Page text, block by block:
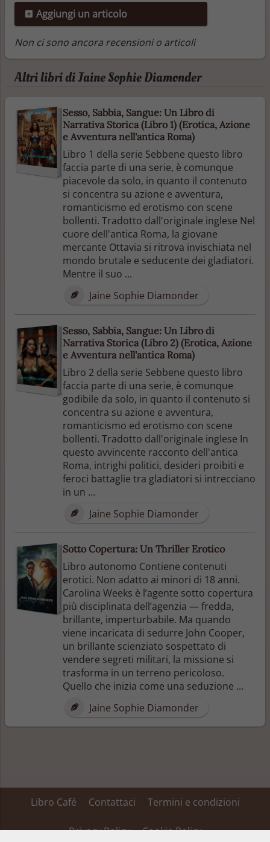
Aggiungi un articolo
Non ci sono ancora recensioni o articoli
Altri libri di Jaine Sophie Diamonder
Sesso, Sabbia, Sangue: Un Libro di
Narrativa Storica (Libro 1) (Erotica, Azione
e Avventura nell'antica Roma)
Libro 1 della serie Sebbene questo libro
faccia parte di una serie, è comunque
piacevole da solo, in quanto il contenuto
si concentra su azione e avventura,
romanticismo ed erotismo con scene
bollenti. Tradotto dall'originale inglese Nel
cuore dell'antica Roma, la giovane
mercante Ottavia si ritrova invischiata nel
mondo brutale e seducente dei gladiatori.
Mentre il suo ...
Jaine Sophie Diamonder
Sesso, Sabbia, Sangue: Un Libro di
Narrativa Storica (Libro 2) (Erotica, Azione
e Avventura nell'antica Roma)
Libro 2 della serie Sebbene questo libro
faccia parte di una serie, è comunque
godibile da solo, in quanto il contenuto si
concentra su azione e avventura,
romanticismo ed erotismo con scene
bollenti. Tradotto dall'originale inglese In
questo avvincente racconto dell'antica
Roma, intrighi politici, desideri proibiti e
feroci battaglie tra gladiatori si intrecciano
in un ...
Jaine Sophie Diamonder
Sotto Copertura: Un Thriller Erotico
Libro autonomo Contiene contenuti
erotici. Non adatto ai minori di 18 anni.
Carolina Weeks è l’agente sotto copertura
più disciplinata dell’agenzia — fredda,
brillante, imperturbabile. Ma quando
viene incaricata di sedurre John Cooper,
un brillante scienziato sospettato di
vendere segreti militari, la missione si
trasforma in un terreno pericoloso.
Quello che inizia come una seduzione ...
Jaine Sophie Diamonder
Libro Café Contattaci Termini e condizioni
Privacy Policy Cookie Policy